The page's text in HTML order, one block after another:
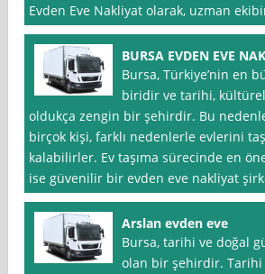
Evden Eve Nakliyat olarak, uzman
BURSA EVDEN EVE
Bursa, Türkiye’nin en
biridir ve tarihi, kültürel
oldukça zengin bir şehirdir. Bu
birçok kişi, farklı nedenlerle evlerini
kalabilirler. Ev taşıma sürecinde en
ise güvenilir bir evden eve nakliyat
Arslan evden eve
Bursa, tarihi ve doğal
olan bir şehirdir. Tarihi